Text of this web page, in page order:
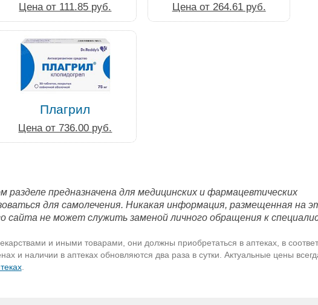
Цена от 111.85 руб. Цена от 264.61 руб.
Плагрил
Цена от 736.00 руб.
разделе предназначена для медицинских и фармацевтических
для самолечения. Никакая информация, размещенная на
сайта не может служить заменой личного обращения к
и иными товарами, они должны приобретаться в аптеках, в
и наличии в аптеках обновляются два раза в сутки. Актуальные цены
.